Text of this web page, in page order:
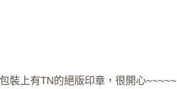
裝上有TN的絕版印章，很開心~~~~~